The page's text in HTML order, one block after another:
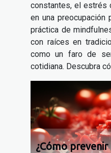
constantes, el estrés
en una preocupación
práctica de
con raíces en
como un faro de
cotidiana. Descubra
¿Cómo prevenir